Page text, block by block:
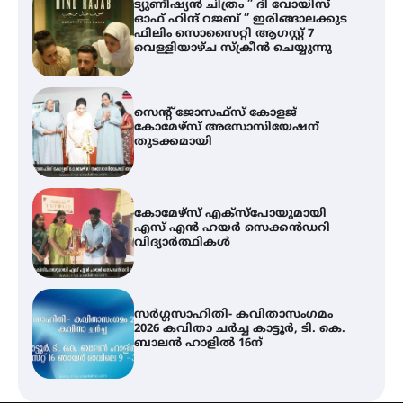
സെന്റ് ജോസഫ്സ് കോളജ്
കോമേഴ്‌സ് അസോസിയേഷന്
തുടക്കമായി
കോമേഴ്സ് എക്സ്പോയുമായി
എസ് എൻ ഹയർ സെക്കൻഡറി
വിദ്യാർത്ഥികൾ
സർഗ്ഗസാഹിതി- കവിതാസംഗമം
2026 കവിതാ ചർച്ച കാട്ടൂർ, ടി. കെ.
ബാലൻ ഹാളിൽ 16ന്
ശക്തമായ മഴ തുടരുന്നു – തൃശൂർ
ജില്ലയിൽ എല്ലാ വിദ്യാഭ്യാസ
സ്ഥാപനങ്ങൾക്കും ശനിയാഴ്ച
അവധി